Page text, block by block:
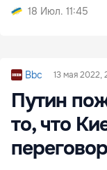
Молдовы
18 Июл. 11:45
Bbc 13 мая 2022,
Путин
то, что